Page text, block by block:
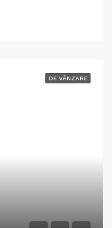
DE VÂNZARE